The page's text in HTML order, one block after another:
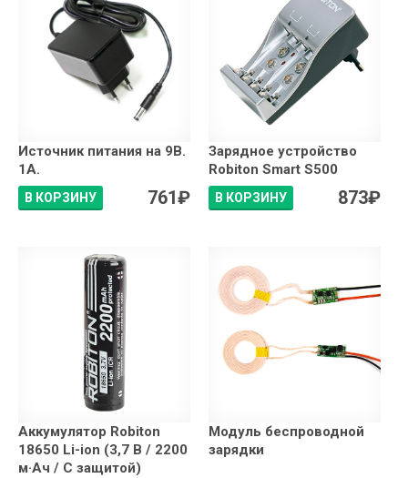
Источник питания на 9В.
1А.
В КОРЗИНУ 761₽
Зарядное устройство
Robiton Smart S500
В КОРЗИНУ 873₽
Аккумулятор Robiton
18650 Li-ion (3,7 В / 2200
м·Ач / С защитой)
Модуль беспроводной
зарядки